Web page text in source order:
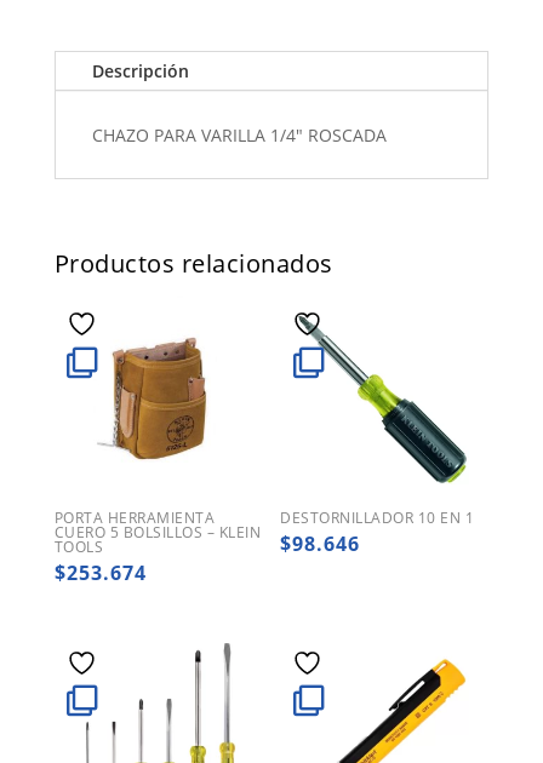
Descripción
CHAZO PARA VARILLA 1/4" ROSCADA
Productos relacionados
PORTA HERRAMIENTA
CUERO 5 BOLSILLOS – KLEIN
TOOLS
$253.674
DESTORNILLADOR 10 EN 1
$98.646